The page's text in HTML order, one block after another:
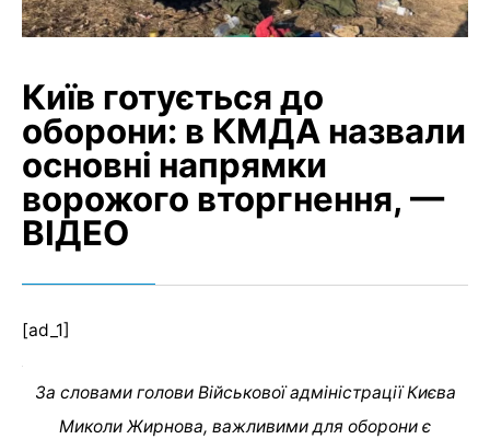
Київ готується до
оборони: в КМДА назвали
основні напрямки
ворожого вторгнення, —
ВІДЕО
[ad_1]
За словами голови Військової адміністрації Києва
Миколи Жирнова, важливими для оборони є